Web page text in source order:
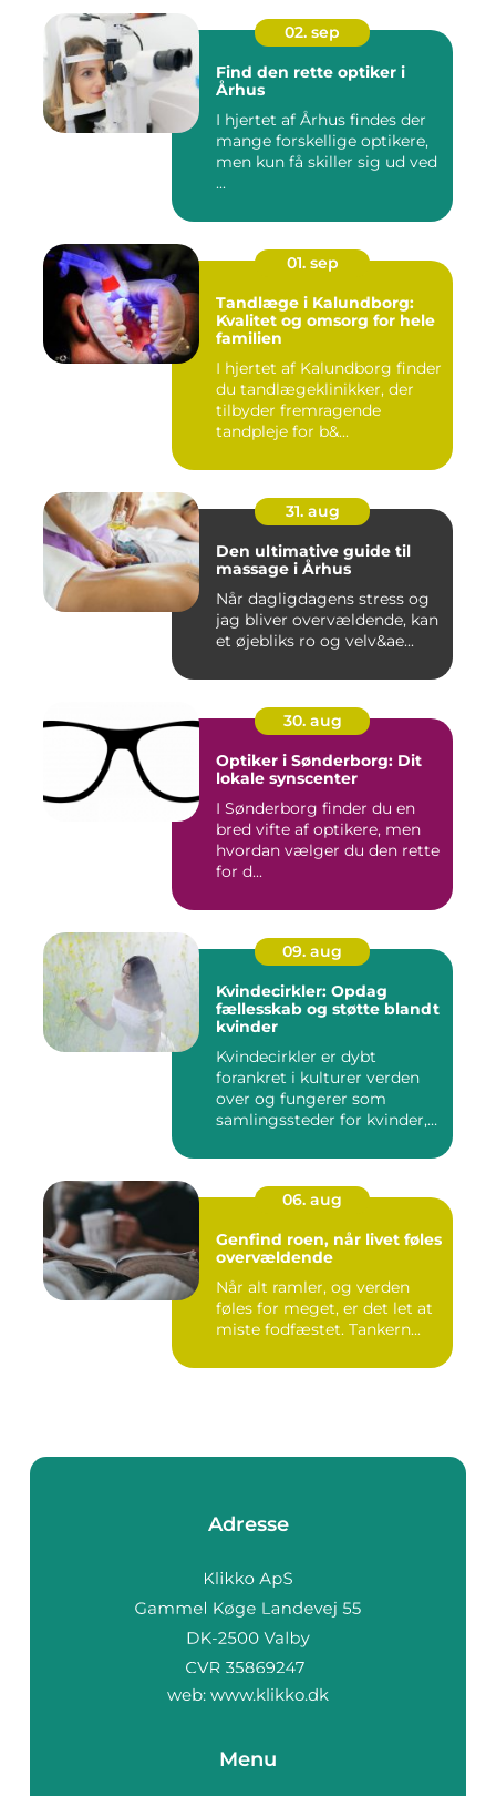
02. sep
Find den rette optiker i
Århus
I hjertet af Århus findes der
mange forskellige optikere,
men kun få skiller sig ud ved
...
01. sep
Tandlæge i Kalundborg:
Kvalitet og omsorg for hele
familien
I hjertet af Kalundborg finder
du tandlægeklinikker, der
tilbyder fremragende
tandpleje for b&...
31. aug
Den ultimative guide til
massage i Århus
Når dagligdagens stress og
jag bliver overvældende, kan
et øjebliks ro og velv&ae...
30. aug
Optiker i Sønderborg: Dit
lokale synscenter
I Sønderborg finder du en
bred vifte af optikere, men
hvordan vælger du den rette
for d...
09. aug
Kvindecirkler: Opdag
fællesskab og støtte blandt
kvinder
Kvindecirkler er dybt
forankret i kulturer verden
over og fungerer som
samlingssteder for kvinder,
06. aug
Genfind roen, når livet føles
overvældende
Når alt ramler, og verden
føles for meget, er det let at
miste fodfæstet. Tankern...
Adresse
web: www.klikko.dk
Menu